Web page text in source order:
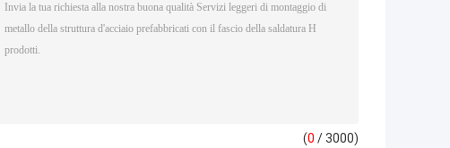
(0 / 3000)